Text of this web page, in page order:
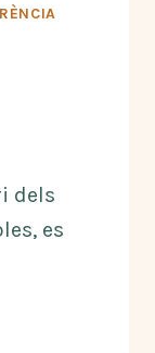
dels
es